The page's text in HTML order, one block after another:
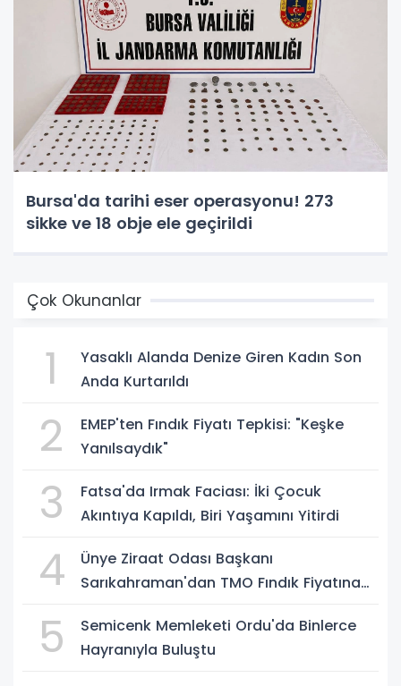
Bursa'da tarihi eser operasyonu! 273
sikke ve 18 obje ele geçirildi
Çok Okunanlar
1
Yasaklı Alanda Denize Giren Kadın Son
Anda Kurtarıldı
2
EMEP'ten Fındık Fiyatı Tepkisi: "Keşke
Yanılsaydık"
3
Fatsa'da Irmak Faciası: İki Çocuk
Akıntıya Kapıldı, Biri Yaşamını Yitirdi
4
Ünye Ziraat Odası Başkanı
Sarıkahraman'dan TMO Fındık Fiyatına
5
Semicenk Memleketi Ordu'da Binlerce
Hayranıyla Buluştu